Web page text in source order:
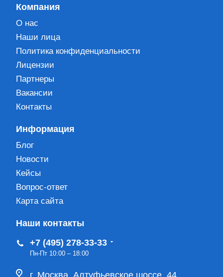
Компания
О нас
Наши лица
Политика конфиденциальности
Лицензии
Партнеры
Вакансии
Контакты
Информация
Блог
Новости
Кейсы
Вопрос-ответ
Карта сайта
Наши контакты
+7 (495) 278-33-33
Пн-Пт 10:00 – 18:00
г. Москва, Алтуфьевское шоссе, 44